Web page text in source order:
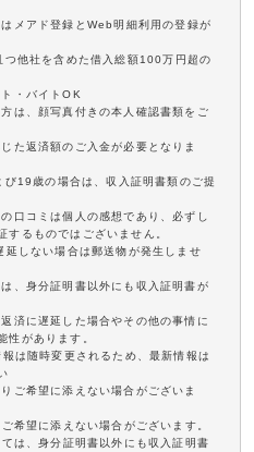
メアド登録とWeb明細利用の登録が
他社を含めた借入総額100万円超の
・バイトOK
は、顔写真付きの本人確認書類をご
た返済額のご入金が必要となりま
19歳の場合は、収入証明書類のご提
口コミは個人の感想であり、必ずし
するものではございません。
しない場合は郵送物が発生しませ
、身分証明書以外にも収入証明書が
済に遅延した場合やその他の事情に
性があります。
は随時変更されるため、最新情報は
ご希望に添えない場合がございま
希望に添えない場合がございます。
は、身分証明書以外にも収入証明書